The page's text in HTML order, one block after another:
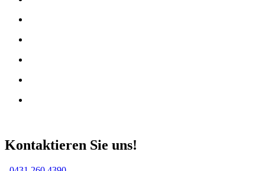
Kontaktieren Sie uns!